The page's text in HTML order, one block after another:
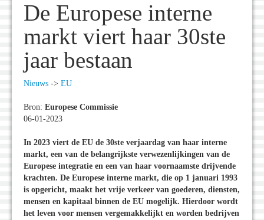
De Europese interne
markt viert haar 30ste
jaar bestaan
Nieuws -> EU
Bron: Europese Commissie
06-01-2023
In 2023 viert de EU de 30ste verjaardag van haar interne
markt, een van de belangrijkste verwezenlijkingen van de
Europese integratie en een van haar voornaamste drijvende
krachten. De Europese interne markt, die op 1 januari 1993
is opgericht, maakt het vrije verkeer van goederen, diensten,
mensen en kapitaal binnen de EU mogelijk. Hierdoor wordt
het leven voor mensen vergemakkelijkt en worden bedrijven